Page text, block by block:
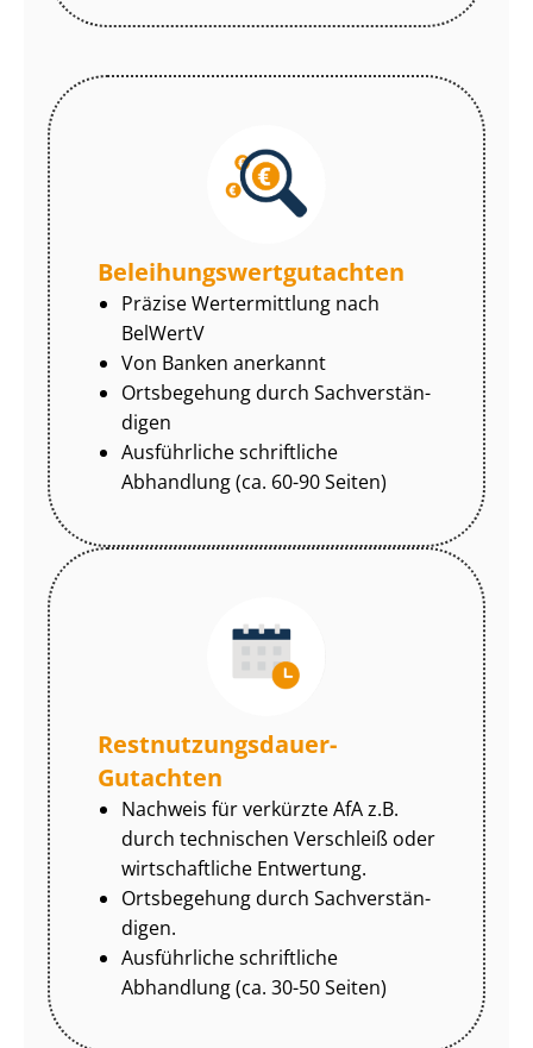
Be­lei­hungs­wert­gut­ach­ten
Präzise Wertermittlung nach
BelWertV
Von Banken anerkannt
Ortsbegehung durch Sach­ver­stän­
di­gen
Ausführliche schriftliche
Abhandlung (ca. 60-90 Seiten)
Rest­nut­zungs­dau­er-
Gutachten
Nachweis für verkürzte AfA z.B.
durch technischen Verschleiß oder
wirtschaftliche Entwertung.
Ortsbegehung durch Sach­ver­stän­
di­gen.
Ausführliche schriftliche
Abhandlung (ca. 30-50 Seiten)